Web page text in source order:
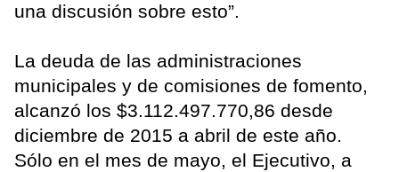
una discusión sobre esto”.
La deuda de las administraciones
municipales y de comisiones de fomento,
alcanzó los $3.112.497.770,86 desde
diciembre de 2015 a abril de este año.
Sólo en el mes de mayo, el Ejecutivo, a